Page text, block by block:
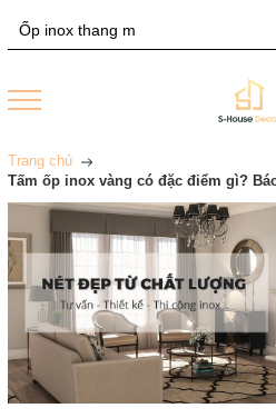
Trang chủ
Tấm ốp inox vàng có đặc điểm gì?